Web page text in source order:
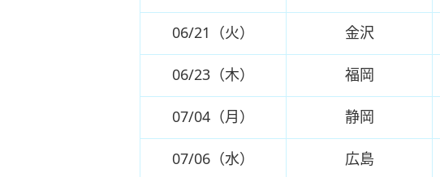
06/21（火） 金沢
06/23（木） 福岡
07/04（月） 静岡
07/06（水） 広島